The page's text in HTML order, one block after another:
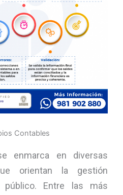
Contables
enmarca en diversas
orientan la gestión
Entre las más